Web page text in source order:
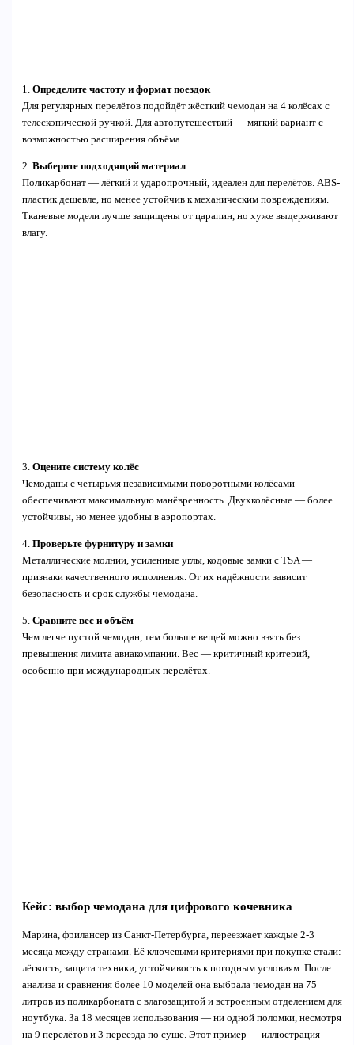
1. Определите частоту и формат поездок
Для регулярных перелётов подойдёт жёсткий чемодан на 4 колёсах с
телескопической ручкой. Для автопутешествий — мягкий вариант с
возможностью расширения объёма.
2. Выберите подходящий материал
Поликарбонат — лёгкий и ударопрочный, идеален для перелётов. ABS-
пластик дешевле, но менее устойчив к механическим повреждениям.
Тканевые модели лучше защищены от царапин, но хуже выдерживают
влагу.
3. Оцените систему колёс
Чемоданы с четырьмя независимыми поворотными колёсами
обеспечивают максимальную манёвренность. Двухколёсные — более
устойчивы, но менее удобны в аэропортах.
4. Проверьте фурнитуру и замки
Металлические молнии, усиленные углы, кодовые замки с TSA —
признаки качественного исполнения. От их надёжности зависит
безопасность и срок службы чемодана.
5. Сравните вес и объём
Чем легче пустой чемодан, тем больше вещей можно взять без
превышения лимита авиакомпании. Вес — критичный критерий,
особенно при международных перелётах.
Кейс: выбор чемодана для цифрового кочевника
Марина, фрилансер из Санкт-Петербурга, переезжает каждые 2-3
месяца между странами. Её ключевыми критериями при покупке стали:
лёгкость, защита техники, устойчивость к погодным условиям. После
анализа и сравнения более 10 моделей она выбрала чемодан на 75
литров из поликарбоната с влагозащитой и встроенным отделением для
ноутбука. За 18 месяцев использования — ни одной поломки, несмотря
на 9 перелётов и 3 переезда по суше. Этот пример — иллюстрация